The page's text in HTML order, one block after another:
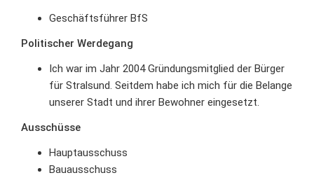
Geschäftsführer BfS
Politischer Werdegang
Ich war im Jahr 2004 Gründungsmitglied der Bürger
für Stralsund. Seitdem habe ich mich für die Belange
unserer Stadt und ihrer Bewohner eingesetzt.
Ausschüsse
Hauptausschuss
Bauausschuss